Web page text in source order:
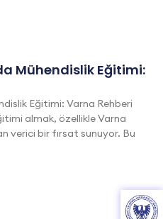
Mühendislik Eğitimi:
Eğitimi: Varna Rehberi
almak, özellikle Varna
verici bir fırsat sunuyor. Bu